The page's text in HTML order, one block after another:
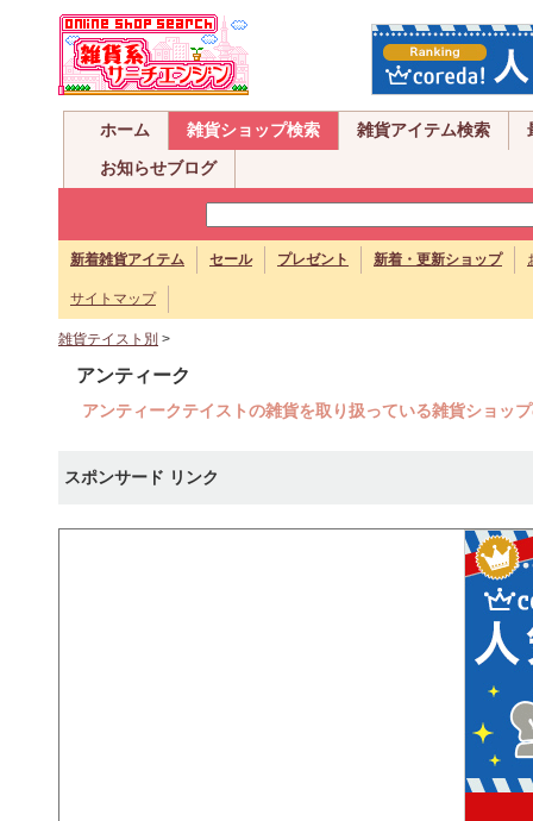
ホーム 雑貨ショップ検索 雑貨アイテム検索
お知らせブログ
新着雑貨アイテム セール プレゼント 新着・更新ショップ
サイトマップ
雑貨テイスト別 >
アンティーク
アンティークテイストの雑貨を取り扱っている雑貨ショッ
スポンサード リンク